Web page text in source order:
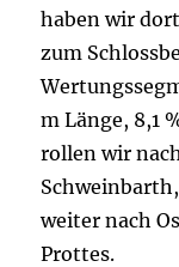
haben wir
zum
m Länge, 8,1
rollen wir
weiter nach
Prottes.